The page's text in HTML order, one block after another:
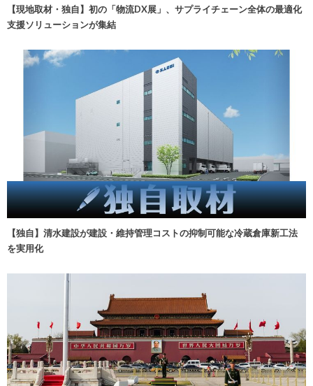
【現地取材・独自】初の「物流DX展」、サプライチェーン全体の最適化
支援ソリューションが集結
【独自】清水建設が建設・維持管理コストの抑制可能な冷蔵倉庫新工法
を実用化